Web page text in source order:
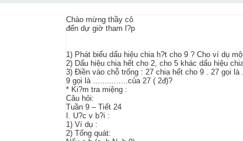
Chào mừng thầy cô
đến dự giờ tham l?p
1) Phát biểu dấu hiệu chia h?t cho 9 ? Cho ví dụ
2) Dấu hiệu chia hết cho 2, cho 5 khác dấu hiệu
3) Điền vào chỗ trống : 27 chia hết cho 9 . 27 gọi
9 gọi là ...............của 27 ( 2đ)?
* Ki?m tra miệng :
Câu hỏi:
Tuần 9 – Tiết 24
I. U?c v b?i :
1) Ví dụ :
2) Tổng quát: